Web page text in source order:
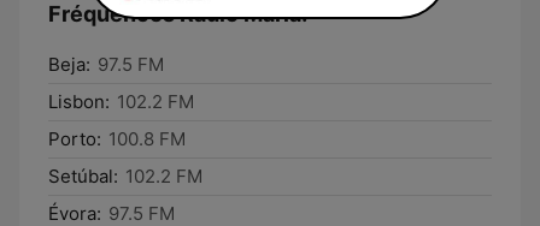
Fréquences Radio Maria:
Beja: 97.5 FM
Lisbon: 102.2 FM
Porto: 100.8 FM
Setúbal: 102.2 FM
Évora: 97.5 FM